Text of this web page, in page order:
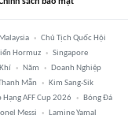
Malaysia
Chủ Tịch Quốc Hội
Hormuz
Singapore
Năm
Doanh Nghiệp
Mẫn
Kim Sang-Sik
Hạng AFF Cup 2026
Bóng Đá
Messi
Lamine Yamal